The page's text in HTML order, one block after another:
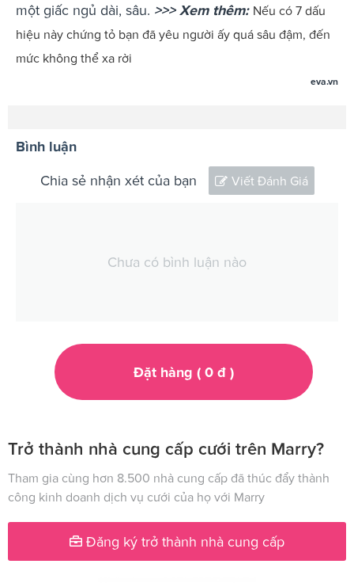
một giấc ngủ dài, sâu. >>> Xem thêm: Nếu có 7 dấu
hiệu này chứng tỏ bạn đã yêu người ấy quá sâu đậm, đến
mức không thể xa rời
eva.vn
Bình luận
Chia sẻ nhận xét của bạn Viết Đánh Giá
Chưa có bình luận nào
Đặt hàng ( 0đ )
Trở thành nhà cung cấp cưới trên Marry?
Tham gia cùng hơn 8.500 nhà cung cấp đã thúc đẩy thành
công kinh doanh dịch vụ cưới của họ với Marry
Đăng ký trở thành nhà cung cấp